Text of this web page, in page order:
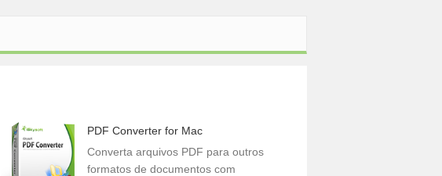
PDF Converter for Mac
Converta arquivos PDF para outros
formatos de documentos com